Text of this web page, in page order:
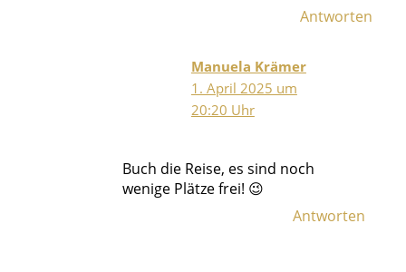
Antworten
Manuela Krämer
1. April 2025 um
20:20 Uhr
Buch die Reise, es sind noch
wenige Plätze frei! 😉
Antworten